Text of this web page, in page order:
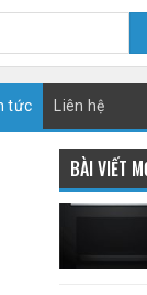
tức Liên hệ
BÀI VIẾT